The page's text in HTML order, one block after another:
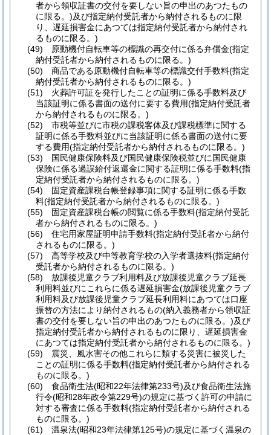
者から領収証書の交付を要しない旨の申出のあつたもの
に限る。)及び指定納付受託者から納付されるものに限
り、遅延損害金にあつては指定納付受託者から納付され
るものに限る。)
(49)
原動機付自転車等の標識の再交付に係る弁償金(指定
納付受託者から納付されるものに限る。)
(50)
商品である原動機付自転車等の標識交付手数料(指定
納付受託者から納付されるものに限る。)
(51)
火葬許可証を発行したことの証明に係る手数料及び
当該証明に係る書面の送付に要する費用(指定納付受託者
から納付されるものに限る。)
(52)
市税等並びに市税の課税客体及び課税標準に関する
証明に係る手数料並びに当該証明に係る書面の送付に要
する費用(指定納付受託者から納付されるものに限る。)
(53)
国民健康保険料及び国民健康保険税並びに国民健康
保険に係る過誤給付返還金に関する証明に係る手数料(指
定納付受託者から納付されるものに限る。)
(54)
固定資産課税台帳登録事項に関する証明に係る手数
料(指定納付受託者から納付されるものに限る。)
(55)
固定資産課税台帳の閲覧に係る手数料(指定納付受託
者から納付されるものに限る。)
(56)
住宅用家屋証明申請手数料(指定納付受託者から納付
されるものに限る。)
(57)
高等学校及び中等教育学校の入学者選抜料(指定納付
受託者から納付されるものに限る。)
(58)
放課後児童クラブ利用料及び放課後児童クラブ延長
利用料並びにこれらに係る遅延損害金(放課後児童クラブ
利用料及び放課後児童クラブ延長利用料にあつては口座
振替の方法により納付されるもの(納入義務者から領収証
書の交付を要しない旨の申出のあつたものに限る。)及び
指定納付受託者から納付されるものに限り、遅延損害金
にあつては指定納付受託者から納付されるものに限る。)
(59)
震災、風水害その他これらに類する災害に被災した
ことの証明に係る手数料(指定納付受託者から納付される
ものに限る。)
(60)
食品衛生法(昭和22年法律第233号)及び食品衛生法施
行令(昭和28年政令第229号)の規定に基づく許可の申請に
対する審査に係る手数料(指定納付受託者から納付される
ものに限る。)
(61)
温泉法(昭和23年法律第125号)の規定に基づく温泉の